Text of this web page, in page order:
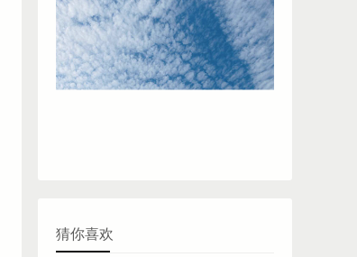
猜你喜欢